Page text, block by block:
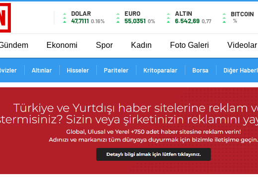
DOLAR
47,7111 0.16%
EURO
55,0351 0%
ALTIN
6.542,69 0,77
BITCOIN
%
Ekonomi Spor Kadın Foto Galeri Videolar
Altınlar Hisseler Pariteler Kritoparalar Borsa Diğer